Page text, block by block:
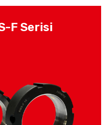
F Serisi